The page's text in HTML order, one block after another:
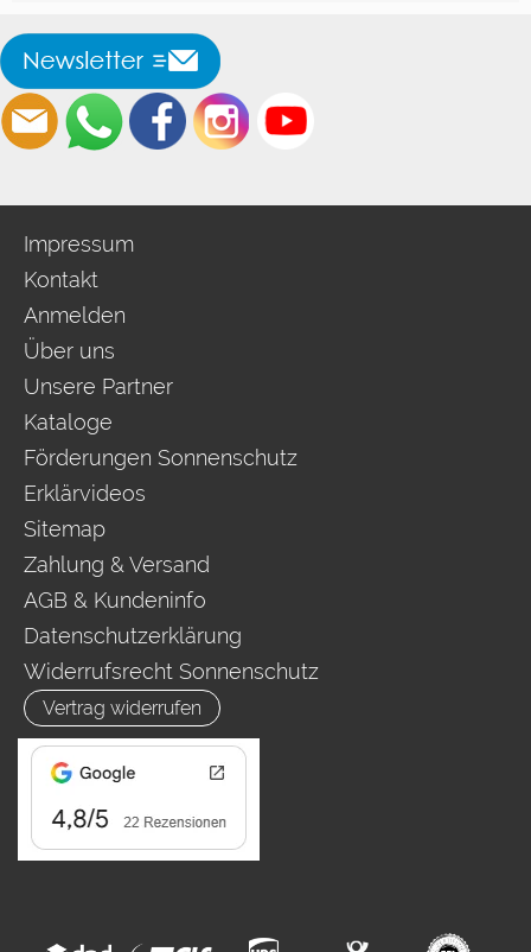
Impressum
Kontakt
Anmelden
Über uns
Unsere Partner
Kataloge
Förderungen Sonnenschutz
Erklärvideos
Sitemap
Zahlung & Versand
AGB & Kundeninfo
Datenschutzerklärung
Widerrufsrecht Sonnenschutz
Vertrag widerrufen